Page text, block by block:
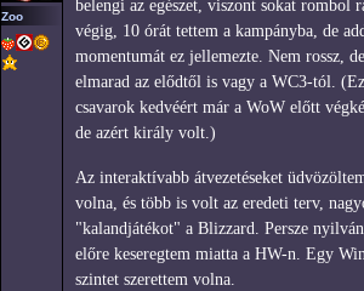
Zoo
belengi az egészet, viszont sokat rombol
végig, 10 órát tettem a kampányba, de
momentumát ez jellemezte. Nem rossz,
elmarad az elődtől is vagy a WC3-tól.
csavarok kedvéért már a WoW előtt
de azért király volt.)
Az interaktívabb átvezetéseket
volna, és több is volt az eredeti terv,
"kalandjátékot" a Blizzard. Persze
előre keseregtem miatta a HW-n. Egy
szintet szerettem volna.